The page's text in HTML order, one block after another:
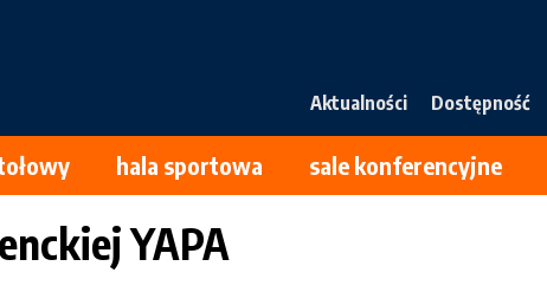
Main
navigation
Aktualności Dostępność
hala sportowa sale konferencyjne
YAPA